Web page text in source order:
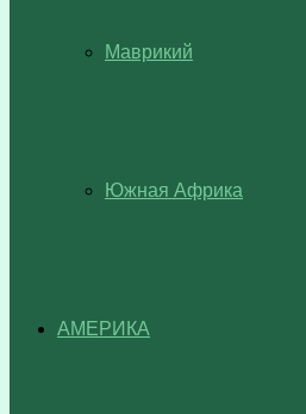
Маврикий
Южная Африка
АМЕРИКА